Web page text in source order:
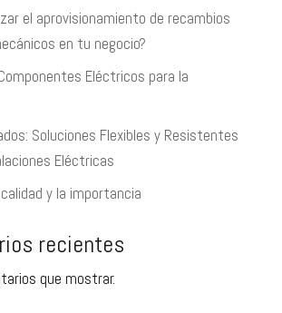
el aprovisionamiento de recambios
en tu negocio?
Eléctricos para la
Soluciones Flexibles y Resistentes
Eléctricas
y la importancia
recientes
que mostrar.